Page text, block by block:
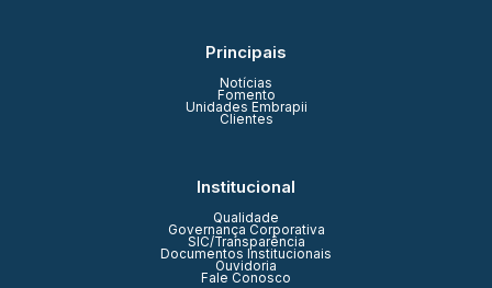
Principais
Notícias
Fomento
Unidades Embrapii
Clientes
Institucional
Qualidade
Governança Corporativa
SIC/Transparência
Documentos Institucionais
Ouvidoria
Fale Conosco